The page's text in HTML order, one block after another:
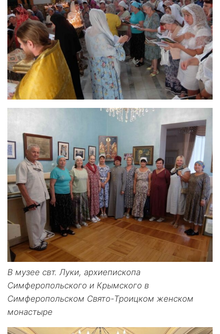
В музее свт. Луки, архиепископа
Симферопольского и Крымского в
Симферопольском Свято-Троицком женском
монастыре